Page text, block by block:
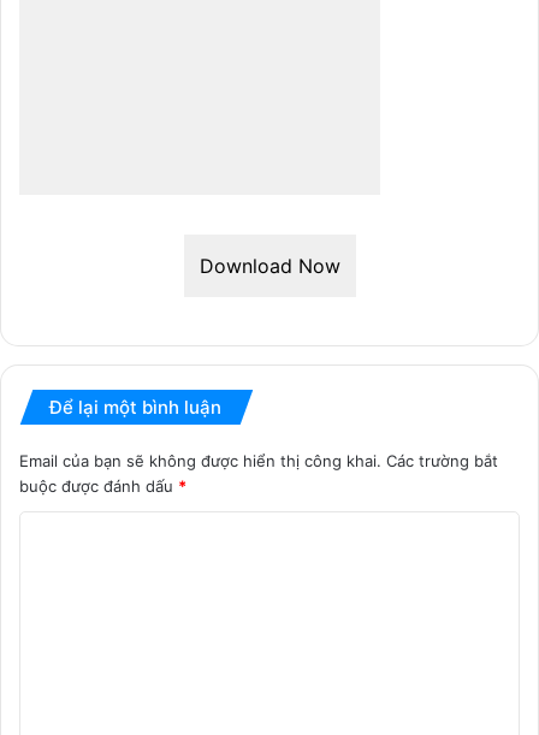
Download Now
Để lại một bình luận
Email của bạn sẽ không được hiển thị công khai. Các trường bắt
buộc được đánh dấu *